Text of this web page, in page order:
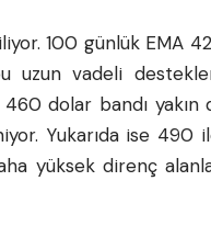
100 günlük EMA
uzun vadeli
460 dolar bandı yakın
Yukarıda ise 490
yüksek direnç